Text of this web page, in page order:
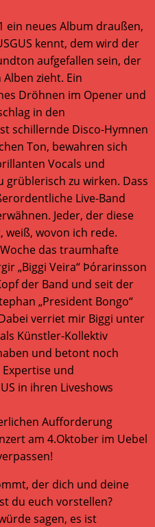
ein neues Album draußen,
kennt, dem wird der
aufgefallen sein, der
zieht. Ein
Dröhnen im Opener und
in den
schillernde Disco-Hymnen
Ton, bewahren sich
Vocals und
zu wirken. Dass
Live-Band
Jeder, der diese
weiß, wovon ich rede.
das traumhafte
„Biggi Veira“ Þórarinsson
der Band und seit der
„President Bongo“
verriet mir Biggi unter
Künstler-Kollektiv
und betont noch
und
in ihren Liveshows
Aufforderung
am 4.Oktober im Uebel
der dich und deine
du euch vorstellen?
sagen, es ist